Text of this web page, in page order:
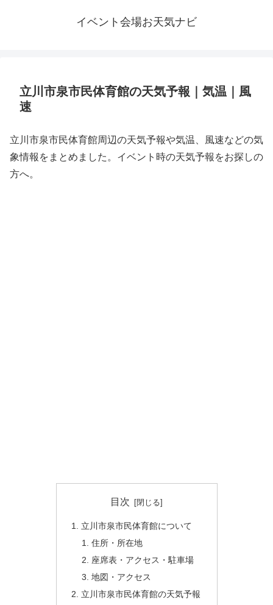
イベント会場お天気ナビ
立川市泉市民体育館の天気予報｜気温｜風
速
立川市泉市民体育館周辺の天気予報や気温、風速などの気
象情報をまとめました。イベント時の天気予報をお探しの
方へ。
目次
立川市泉市民体育館について
住所・所在地
座席表・アクセス・駐車場
地図・アクセス
立川市泉市民体育館の天気予報